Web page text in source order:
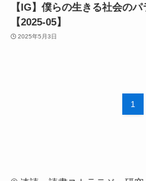
【IG】僕らの生きる社会の
【2025-05】
2025年5月3日
1